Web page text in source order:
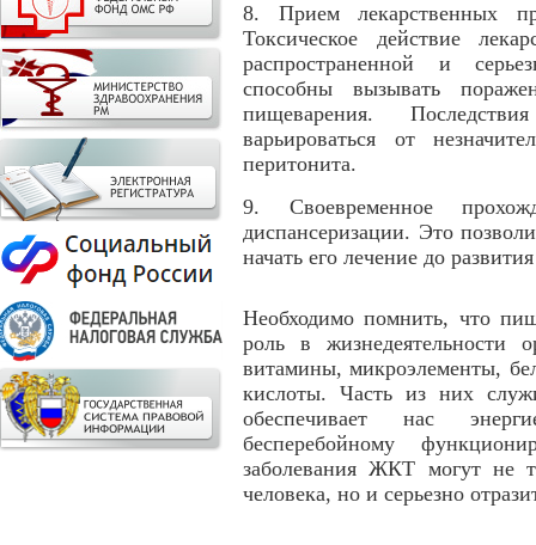
8. Прием лекарственных
Токсическое действие
распространенной и
способны вызывать
пищеварения.
варьироваться от
перитонита.
9. Своевременное
диспансеризации. Это
начать его лечение до
Необходимо помнить, что
роль в
витамины, микроэлементы,
кислоты. Часть из них
обеспечивает нас
бесперебойному
заболевания ЖКТ могут не
человека, но и серьезно